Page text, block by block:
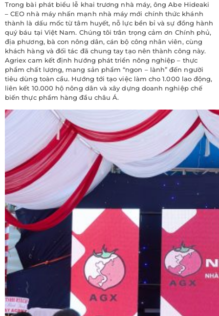
Trong bài phát biểu lễ khai trương nhà máy, ông Abe Hideaki
– CEO nhà máy nhấn mạnh nhà máy mới chính thức khánh
thành là dấu mốc từ tâm huyết, nỗ lực bền bỉ và sự đồng hành
quý báu tại Việt Nam. Chúng tôi trân trọng cảm ơn Chính phủ,
địa phương, bà con nông dân, cán bộ công nhân viên, cùng
khách hàng và đối tác đã chung tay tạo nên thành công này.
Agriex cam kết định hướng phát triển nông nghiệp – thực
phẩm chất lượng, mang sản phẩm “ngon – lành” đến người
tiêu dùng toàn cầu. Hướng tới tạo việc làm cho 1.000 lao động,
liên kết 10.000 hộ nông dân và xây dựng doanh nghiệp chế
biến thực phẩm hàng đầu châu Á.